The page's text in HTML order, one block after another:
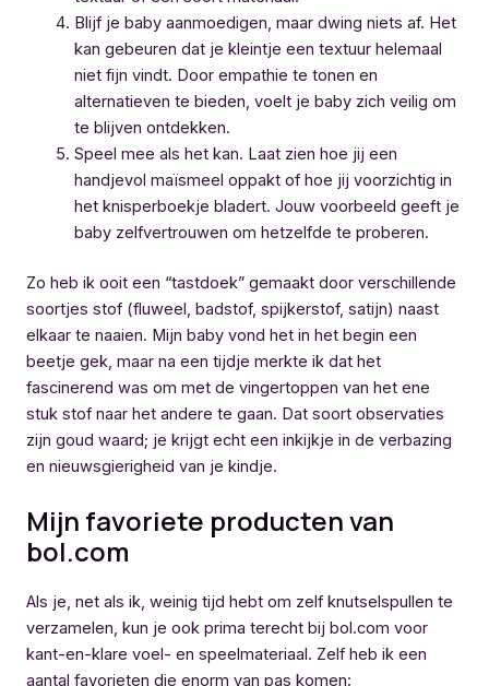
Blijf je baby aanmoedigen, maar dwing niets af. Het
kan gebeuren dat je kleintje een textuur helemaal
niet fijn vindt. Door empathie te tonen en
alternatieven te bieden, voelt je baby zich veilig om
te blijven ontdekken.
Speel mee als het kan. Laat zien hoe jij een
handjevol maïsmeel oppakt of hoe jij voorzichtig in
het knisperboekje bladert. Jouw voorbeeld geeft je
baby zelfvertrouwen om hetzelfde te proberen.
Zo heb ik ooit een “tastdoek” gemaakt door verschillende
soortjes stof (fluweel, badstof, spijkerstof, satijn) naast
elkaar te naaien. Mijn baby vond het in het begin een
beetje gek, maar na een tijdje merkte ik dat het
fascinerend was om met de vingertoppen van het ene
stuk stof naar het andere te gaan. Dat soort observaties
zijn goud waard; je krijgt echt een inkijkje in de verbazing
en nieuwsgierigheid van je kindje.
Mijn favoriete producten van
bol.com
Als je, net als ik, weinig tijd hebt om zelf knutselspullen te
verzamelen, kun je ook prima terecht bij bol.com voor
kant-en-klare voel- en speelmateriaal. Zelf heb ik een
aantal favorieten die enorm van pas komen: